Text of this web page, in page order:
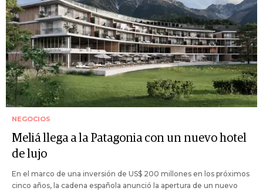
NEGOCIOS
Meliá llega a la Patagonia con un nuevo hotel
de lujo
En el marco de una inversión de US$ 200 millones en los próximos
cinco años, la cadena española anunció la apertura de un nuevo